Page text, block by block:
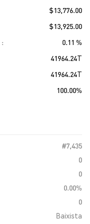
$13,776.00
$13,925.00
0.11 %
41964.24T
41964.24T
100.00%
#7,435
0
0
0.00%
0
Baixista